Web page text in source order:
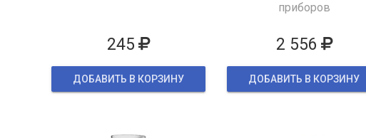
245
ДОБАВИТЬ В КОРЗИНУ
приборов
2 556
ДОБАВИТЬ В КОРЗИНУ